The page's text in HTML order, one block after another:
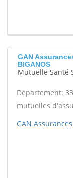
GAN
BIGANOS
Mutuelle Santé
Département: 33
mutuelles
GAN